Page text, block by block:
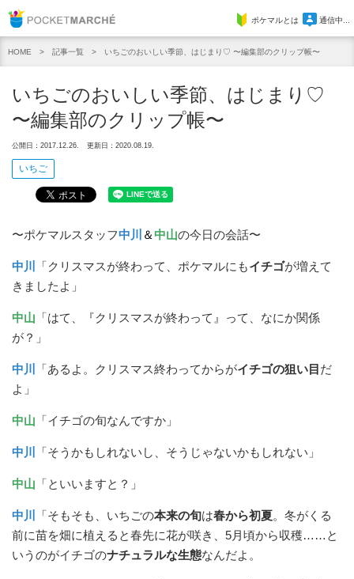
Pocket Marcheポケマルとは 通信中...
HOME 記事一覧 いちごのおいしい季節、はじまり♡ 〜編集部のクリップ帳〜
いちごのおいしい季節、はじまり♡
〜編集部のクリップ帳〜
公開日：2017.12.26. 更新日：2020.08.19.
いちご
〜ポケマルスタッフ中川 ＆中山の今日の会話〜
中川 「クリスマスが終わって、ポケマルにもイチゴが増えて
きましたよ」
中山 「はて、『クリスマスが終わって』って、なにか関係
が？」
中川 「あるよ。クリスマス終わってからがイチゴの狙い目 だ
よ」
中山 「イチゴの旬なんですか」
中川 「そうかもしれないし、そうじゃないかもしれない」
中山 「といいますと？」
中川 「そもそも、いちごの本来の旬は春から初夏。冬がくる
前に苗を畑に植えると春先に花が咲き、5月頃から収穫……と
いうのがイチゴのナチュラルな生態なんだよ。